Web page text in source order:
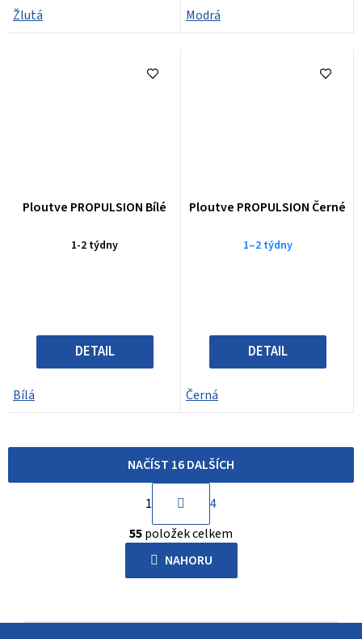
Žlutá Modrá
Ploutve PROPULSION Bílé
1-2 týdny
DETAIL
Bílá
Ploutve PROPULSION Černé
1–2 týdny
DETAIL
Černá
O
v
l
á
a
NAČÍST 16 DALŠÍCH
S
t
r
á
n
v
1
4
55položek celkem
NAHORU